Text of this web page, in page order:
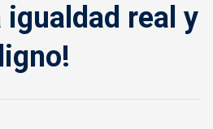
igualdad real y